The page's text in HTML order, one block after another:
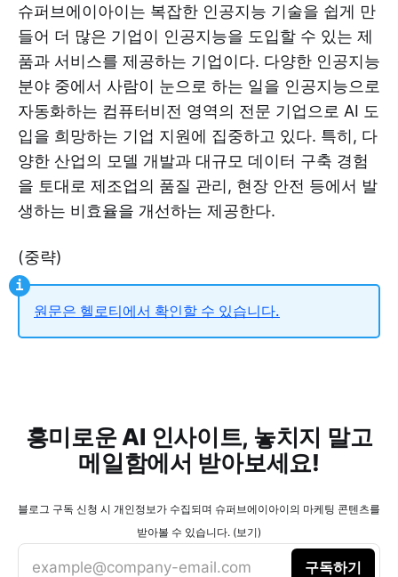
슈퍼브에이아이는 복잡한 인공지능 기술을 쉽게 만
들어 더 많은 기업이 인공지능을 도입할 수 있는 제
품과 서비스를 제공하는 기업이다. 다양한 인공지능
분야 중에서 사람이 눈으로 하는 일을 인공지능으로
자동화하는 컴퓨터비전 영역의 전문 기업으로 AI 도
입을 희망하는 기업 지원에 집중하고 있다. 특히, 다
양한 산업의 모델 개발과 대규모 데이터 구축 경험
을 토대로 제조업의 품질 관리, 현장 안전 등에서 발
생하는 비효율을 개선하는 제공한다.
(중략)
원문은 헬로티에서 확인할 수 있습니다.
흥미로운 AI 인사이트, 놓치지 말고
메일함에서 받아보세요!
블로그 구독 신청 시 개인정보가 수집되며 슈퍼브에이아이의 마케팅 콘텐츠를
받아볼 수 있습니다. (보기)
example@company-email.com 구독하기